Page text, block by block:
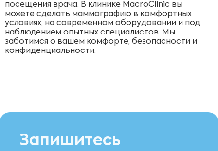
посещения врача. В клинике MacroClinic вы
можете сделать маммографию в комфортных
условиях, на современном оборудовании и под
наблюдением опытных специалистов. Мы
заботимся о вашем комфорте, безопасности и
конфиденциальности.
Запишитесь